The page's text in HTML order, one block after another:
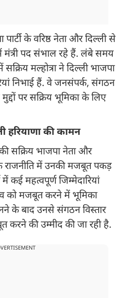
पार्टी के वरिष्ठ नेता और दिल्ली से
मंत्री पद संभाल रहे हैं. लंबे समय
मल्होत्रा ने दिल्ली भाजपा
निभाई हैं. वे जनसंपर्क, संगठन
पर सक्रिय भूमिका के लिए
हरियाणा की कामन
की सक्रिय भाजपा नेता और
राजनीति में उनकी मजबूत पकड़
में कई महत्वपूर्ण जिम्मेदारियां
को मजबूत करने में भूमिका
के बाद उनसे संगठन विस्तार
करने की उम्मीद की जा रही है.